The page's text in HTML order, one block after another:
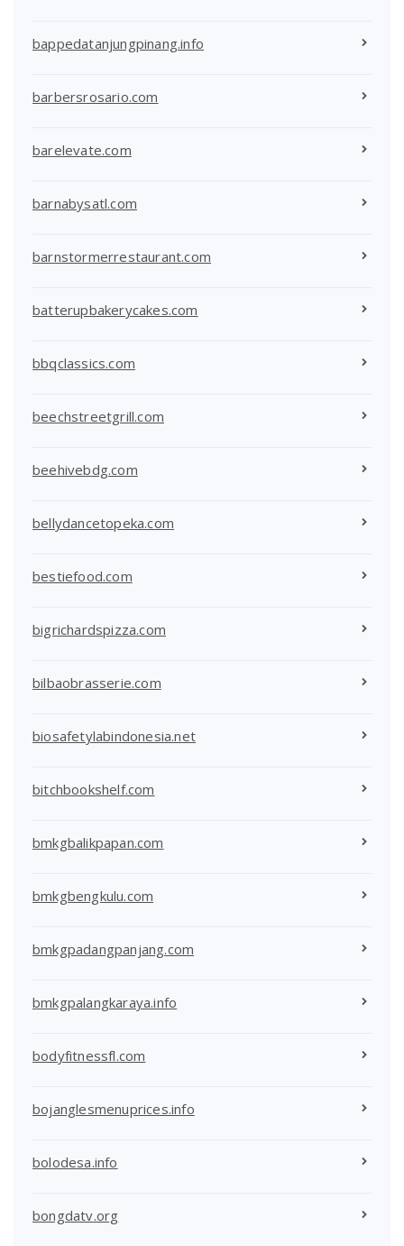
bappedatanjungpinang.info
barbersrosario.com
barelevate.com
barnabysatl.com
barnstormerrestaurant.com
batterupbakerycakes.com
bbqclassics.com
beechstreetgrill.com
beehivebdg.com
bellydancetopeka.com
bestiefood.com
bigrichardspizza.com
bilbaobrasserie.com
biosafetylabindonesia.net
bitchbookshelf.com
bmkgbalikpapan.com
bmkgbengkulu.com
bmkgpadangpanjang.com
bmkgpalangkaraya.info
bodyfitnessfl.com
bojanglesmenuprices.info
bolodesa.info
bongdatv.org